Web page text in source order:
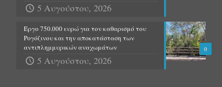
5 Αυγούστου, 2026
0
Έργο 750.000 ευρώ για τον καθαρισμό του
Ρογόζινου και την αποκατάσταση των
αντιπλημμυρικών αναχωμάτων
5 Αυγούστου, 2026